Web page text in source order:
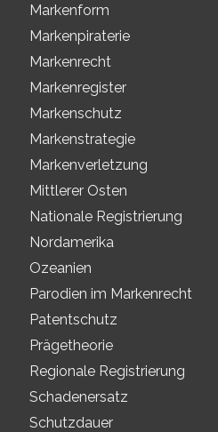
Markenform
Markenpiraterie
Markenrecht
Markenregister
Markenschutz
Markenstrategie
Markenverletzung
Mittlerer Osten
Nationale Registrierung
Nordamerika
Ozeanien
Parodien im Markenrecht
Patentschutz
Prägetheorie
Regionale Registrierung
Schadenersatz
Schutzdauer